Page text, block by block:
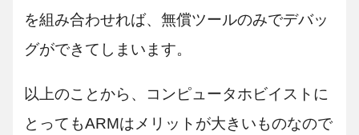
を組み合わせれば、無償ツールのみでデバッ
グができてしまいます。
以上のことから、コンピュータホビイストに
とってもARMはメリットが大きいものなので